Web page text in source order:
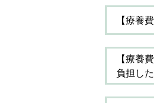
【療養
【療養
負担し